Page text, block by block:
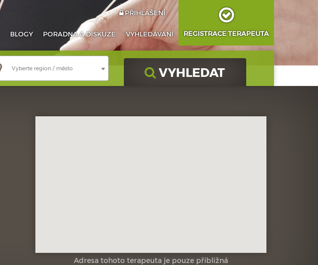
BLOGY PORADNAA DISKUZE VYHLEDÁVÁNÍ
PŘIHLÁŠENÍ
REGISTRACE TERAPEUTA
Vyberte region / město VYHLEDAT
Adresa tohoto terapeuta je pouze přibližná